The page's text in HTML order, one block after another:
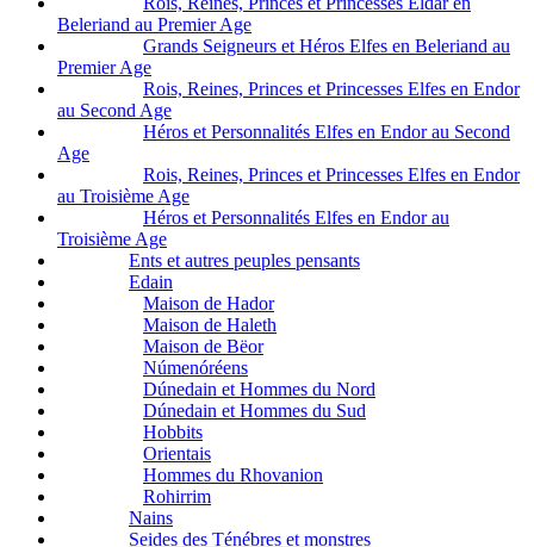
Beleriand au Premier Age
Grands Seigneurs et Héros Elfes en Beleriand au
Premier Age
Rois, Reines, Princes et Princesses Elfes en Endor
au Second Age
Héros et Personnalités Elfes en Endor au Second
Age
Rois, Reines, Princes et Princesses Elfes en Endor
au Troisième Age
Héros et Personnalités Elfes en Endor au
Troisième Age
Ents et autres peuples pensants
Edain
Maison de Hador
Maison de Haleth
Maison de Bëor
Númenóréens
Dúnedain et Hommes du Nord
Dúnedain et Hommes du Sud
Hobbits
Orientais
Hommes du Rhovanion
Rohirrim
Nains
Seides des Ténébres et monstres